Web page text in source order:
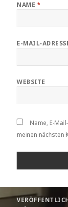
NAME *
E-MAIL-
WEBSITE
Name, E-
meinen nächsten
Beitragsnavigation